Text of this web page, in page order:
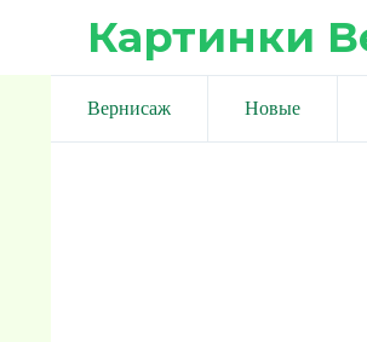
Картинки
Вернисаж Новые